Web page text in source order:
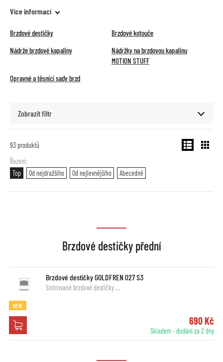
Více informací
Brzdové destičky
Brzdové kotouče
Nádrže brzdové kapaliny
Nádržky na brzdovou kapalinu
MOTION STUFF
Opravné a těsnící sady brzd
Zobrazit filtr
93 produktů
Řazení
Top
Od nejdražšího Od nejlevnějšího Abecedně
Brzdové destičky přední
Brzdové destičky GOLDFREN 027 S3
Sintrované brzdové destičky …
NEW
690 Kč
Skladem - dodání za 2 dny